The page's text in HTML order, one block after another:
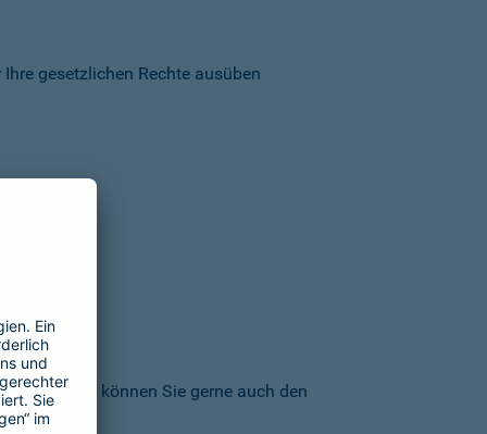
gesetzlichen Rechte ausüben
AG können Sie gerne auch den